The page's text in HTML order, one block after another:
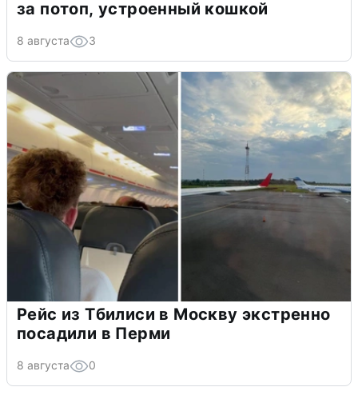
за потоп, устроенный кошкой
8 августа 3
Рейс из Тбилиси в Москву экстренно
посадили в Перми
8 августа 0